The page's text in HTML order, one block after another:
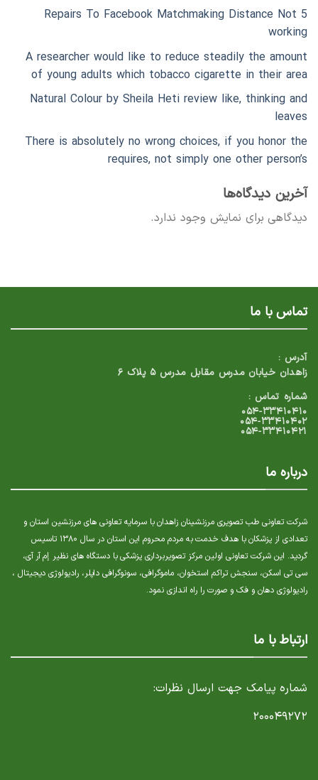
5 Repairs To Facebook Matchmaking Distance Not
working
A researcher would like to reduce steadily the amount
of young adults which tobacco cigarette in their area
Natural Colour by Sheila Heti review like, thinking and
leaves
There is absolutely no wrong choices, if you honor the
requires, not simply one other person’s
آخرین دیدگاه‌ها
دیدگاهی برای نمایش وجود ندارد.
تماس با ما
آدرس :
زاهدان خیابان مدرس مقابل مدرس ۵ پلاک ۶
شماره تماس :
۰۵۴-۳۳۴۱۰۴۱۰
۰۵۴-۳۳۴۱۰۴۰۲
۰۵۴-۳۳۴۱۰۴۲۱
درباره ما
شرکت تعاونی طب تصویری مرزنشینان زاهدان با سرمایه تعاونی های مرزنشین استان و
تعدادی از پزشکان با هدف خدمت به مردم محروم این استان در سال ۱۳۸۰ تاسیس
گردید. این شرکت تعاونی اولین مرکز تصویربرداری پزشکی با دستگاه های نظیر إم آر آی،
سی تی اسکن، سنجش تراکم استخوان، ماموگرافی، سونوگرافی داپلر، رادیولوژی دیجیتال ،
رادیولوژی دهان و فک و صورت را راه اندازی نمود.
ارتباط با ما
شماره پیامک جهت ارسال نظرات:
۲۰۰۰۴۹۲۷۲